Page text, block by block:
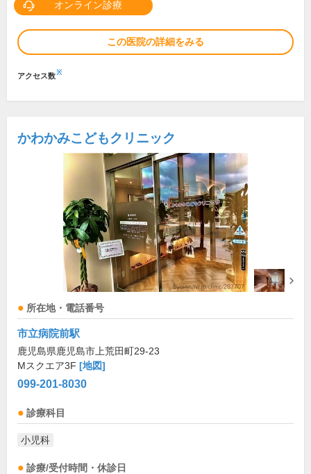
オンライン診療
この医院の詳細をみる
アクセス数※
かわかみこどもクリニック
所在地・電話番号
市立病院前駅
鹿児島県鹿児島市上荒田町29-23
Mスクエア3F [地図]
099-201-8030
診療科目
小児科
診療/受付時間・休診日